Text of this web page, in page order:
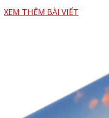
XEM THÊM BÀI VIẾT